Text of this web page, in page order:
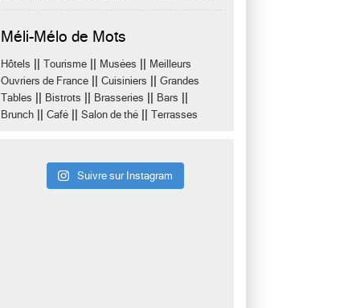
Méli-Mélo de Mots
Hôtels Tourisme Musées
Meilleurs
Ouvriers de France
Cuisiniers
Grandes
Tables
Bistrots Brasseries Bars
Brunch Café Salon de thé Terrasses
Suivre sur Instagram